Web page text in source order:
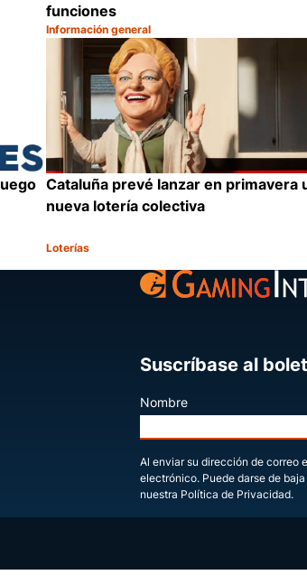
Compartir
funciones
Categoría:
Información general
Cataluña prevé lanzar en primavera
nueva lotería colectiva
Categoría:
Loterías
Suscríbase al
Nombre
Al enviar su dirección de correo
electrónico. Puede darse de
nuestra Política de Privacidad.